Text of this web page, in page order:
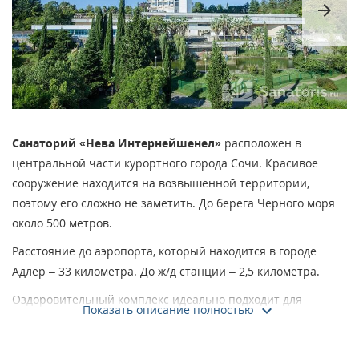
arrow_forward
Санаторий «Нева Интернейшенел» расположен в
центральной части курортного города Сочи. Красивое
сооружение находится на возвышенной территории,
поэтому его сложно не заметить. До берега Черного моря
около 500 метров.
Расстояние до аэропорта, который находится в городе
Адлер – 33 километра. До ж/д станции – 2,5 километра.
Оздоровительный комплекс идеально подходит для
Показать описание полностью